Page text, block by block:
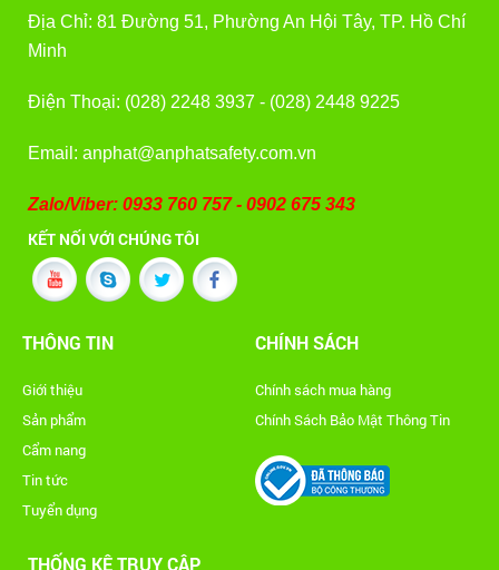
Địa Chỉ: 81 Đường 51, Phường An Hội Tây, TP. Hồ Chí
Minh
Điện Thoại: (028) 2248 3937 - (028) 2448 9225
Email: anphat@anphatsafety.com.vn
Zalo/Viber: 0933 760 757 - 0902 675 343
KẾT NỐI VỚI CHÚNG TÔI
THÔNG TIN
Giới thiệu
Sản phẩm
Cẩm nang
Tin tức
Tuyển dụng
CHÍNH SÁCH
Chính sách mua hàng
Chính Sách Bảo Mật Thông Tin
THỐNG KÊ TRUY CẬP